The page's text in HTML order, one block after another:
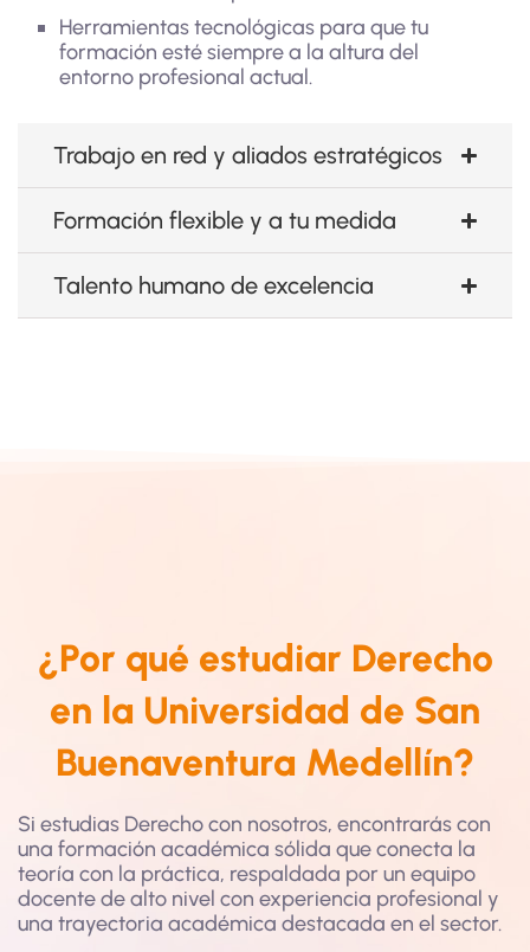
Herramientas tecnológicas para que tu
formación esté siempre a la altura del
entorno profesional actual.
Trabajo en red y aliados estratégicos
Formación flexible y a tu medida
Talento humano de excelencia
¿Por qué estudiar Derecho
en la Universidad de San
Buenaventura Medellín?
Si estudias Derecho con nosotros, encontrarás con
una formación académica sólida que conecta la
teoría con la práctica, respaldada por un equipo
docente de alto nivel con experiencia profesional y
una trayectoria académica destacada en el sector.